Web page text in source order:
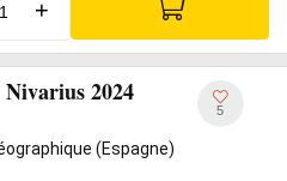
+
2024
(Espagne)
5